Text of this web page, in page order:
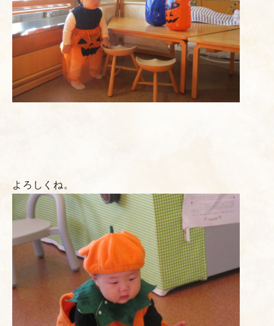
よろしくね。